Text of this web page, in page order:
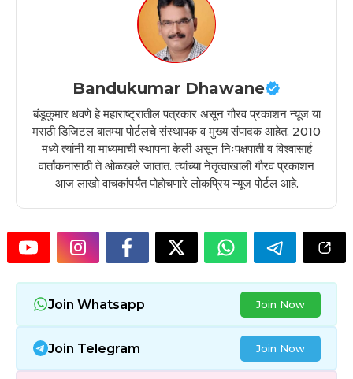
Bandukumar Dhawane
बंडूकुमार धवणे हे महाराष्ट्रातील पत्रकार असून गौरव प्रकाशन न्यूज या
मराठी डिजिटल बातम्या पोर्टलचे संस्थापक व मुख्य संपादक आहेत. 2010
मध्ये त्यांनी या माध्यमाची स्थापना केली असून निःपक्षपाती व विश्वासार्ह
वार्तांकनासाठी ते ओळखले जातात. त्यांच्या नेतृत्वाखाली गौरव प्रकाशन
आज लाखो वाचकांपर्यंत पोहोचणारे लोकप्रिय न्यूज पोर्टल आहे.
Join Whatsapp Join Now
Join Telegram Join Now